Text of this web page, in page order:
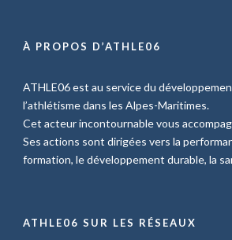
À PROPOS D’ATHLE06
ATHLE06 est au service du
l’athlétisme dans les Alpes-Maritimes.
Cet acteur incontournable vous
Ses actions sont dirigées vers la
formation, le développement durable, la
ATHLE06 SUR LES RÉSEAUX